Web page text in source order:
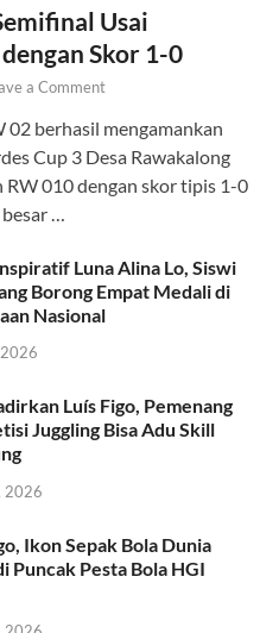
Usai
Skor 1-0
a Comment
02 berhasil mengamankan
Cup 3 Desa Rawakalong
010 dengan skor tipis 1-0
…
Luna Alina Lo, Siswi
Borong Empat Medali di
Nasional
Luís Figo, Pemenang
Juggling Bisa Adu Skill
2026
Ikon Sepak Bola Dunia
Puncak Pesta Bola HGI